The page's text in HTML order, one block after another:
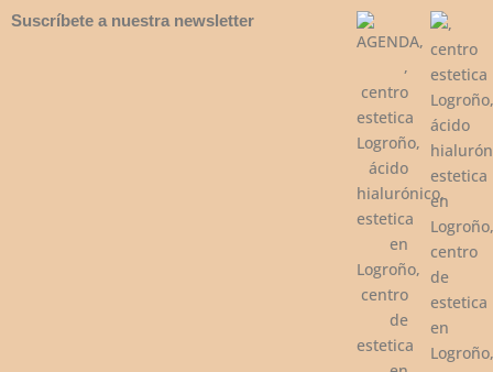
Suscríbete a nuestra newsletter